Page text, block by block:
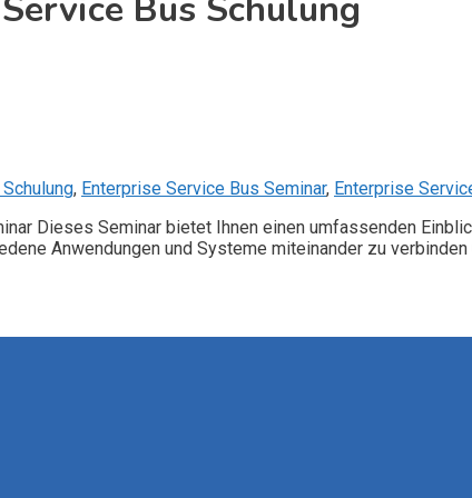
Bus Schulung
, Enterprise Service Bus Seminar, Enterprise
Dieses Seminar bietet Ihnen einen umfassenden
Anwendungen und Systeme miteinander zu